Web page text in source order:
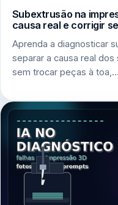
Subextrusão na
causa real e corrigir
Aprenda a diagnosticar
separar a causa real
sem trocar peças à toa,…